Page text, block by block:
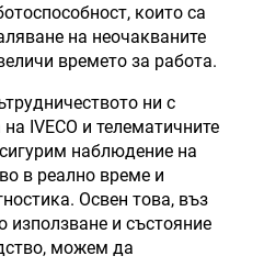
които са
на неочакваните
времето за работа.
ни с
IVECO и телематичните
наблюдение на
в реално време и
Освен това, въз
използване и състояние
можем да